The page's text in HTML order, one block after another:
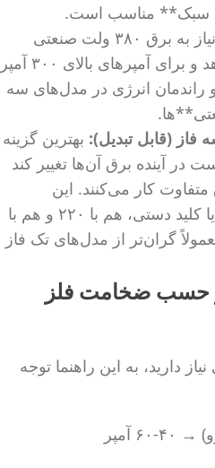
سبک** مناسب است.
نیاز به برق ۳۸۰ ولت صنعتی
دارد. توان بالاتری ارائه می‌دهد و برای آمپرهای بالای ۳۰۰ آمپر
انرژی در مدل‌های سه
بهترین گزینه
در آینده برق آن‌ها تغییر کند
کار می‌کنند. این
دستگاه‌ها با تشخیص خودکار یا کلید دستی، هم با ۲۲۰ و هم با
معمولاً گران‌تر از مدل‌های تک فاز
حسب ضخامت فلز
دارید، به این راهنما توجه